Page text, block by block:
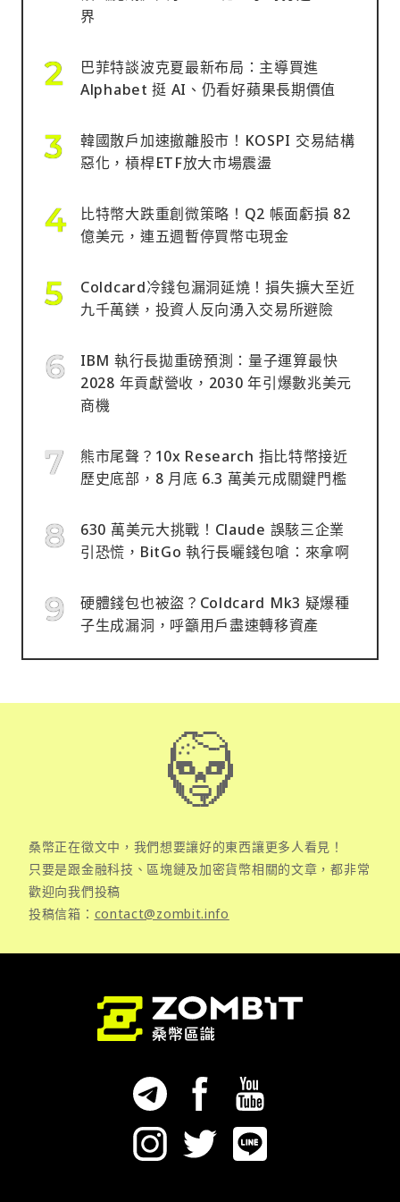
界
巴菲特談波克夏最新布局：主導買進
Alphabet 挺 AI、仍看好蘋果長期價值
韓國散戶加速撤離股市！KOSPI 交易結構
惡化，槓桿ETF放大市場震盪
比特幣大跌重創微策略！Q2 帳面虧損 82
億美元，連五週暫停買幣屯現金
Coldcard冷錢包漏洞延燒！損失擴大至近
九千萬鎂，投資人反向湧入交易所避險
IBM 執行長拋重磅預測：量子運算最快
2028 年貢獻營收，2030 年引爆數兆美元
商機
熊市尾聲？10x Research 指比特幣接近
歷史底部，8 月底 6.3 萬美元成關鍵門檻
630 萬美元大挑戰！Claude 誤駭三企業
引恐慌，BitGo 執行長曬錢包嗆：來拿啊
硬體錢包也被盜？Coldcard Mk3 疑爆種
子生成漏洞，呼籲用戶盡速轉移資產
桑幣正在徵文中，我們想要讓好的東西讓更多人看見！
只要是跟金融科技、區塊鏈及加密貨幣相關的文章，都非常
歡迎向我們投稿
投稿信箱： contact@zombit.info